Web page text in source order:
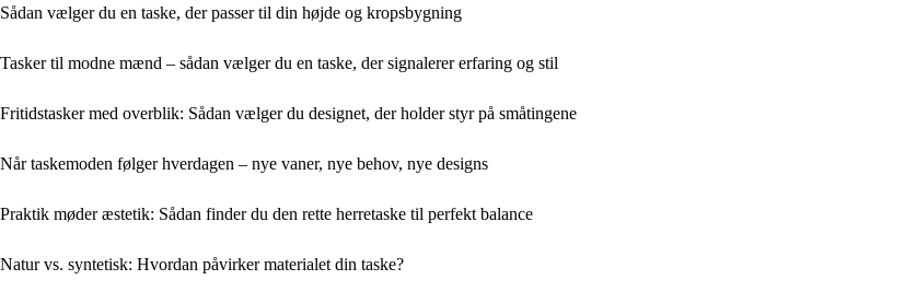
Sådan vælger du en taske, der passer til din højde og kropsbygning
Tasker til modne mænd – sådan vælger du en taske, der signalerer erfaring og stil
Fritidstasker med overblik: Sådan vælger du designet, der holder styr på småtingene
Når taskemoden følger hverdagen – nye vaner, nye behov, nye designs
Praktik møder æstetik: Sådan finder du den rette herretaske til perfekt balance
Natur vs. syntetisk: Hvordan påvirker materialet din taske?